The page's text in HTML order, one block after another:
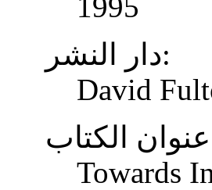
دار النشر:
David
Towards